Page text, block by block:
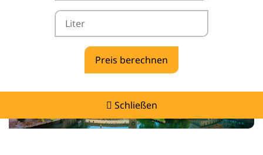
Schließen
Heizölpreise Wendelstein -
vergleichen & günstig tanken